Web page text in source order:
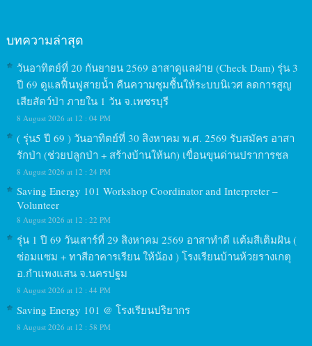
บทความล่าสุด
วันอาทิตย์ที่ 20 กันยายน 2569 อาสาดูแลฝาย (Check Dam) รุ่น 3
ปี 69 ดูแลฟื้นฟูสายน้ำ คืนความชุมชื้นให้ระบบนิเวศ ลดการสูญ
เสียสัตว์ป่า ภายใน 1 วัน จ.เพชรบุรี
8 August 2026 at 12 : 04 PM
( รุ่น5 ปี 69 ) วันอาทิตย์ที่ 30 สิงหาคม พ.ศ. 2569 รับสมัคร อาสา
รักป่า (ช่วยปลูกป่า + สร้างบ้านให้นก) เขื่อนขุนด่านปราการชล
8 August 2026 at 12 : 24 PM
Saving Energy 101 Workshop Coordinator and Interpreter –
Volunteer
8 August 2026 at 12 : 22 PM
รุ่น 1 ปี 69 วันเสาร์ที่ 29 สิงหาคม 2569 อาสาทำดี แต้มสีเติมฝัน (
ซ่อมแซม + ทาสีอาคารเรียน ให้น้อง ) โรงเรียนบ้านห้วยรางเกตุ
อ.กำแพงแสน จ.นครปฐม
8 August 2026 at 12 : 44 PM
Saving Energy 101 @ โรงเรียนปริยากร
8 August 2026 at 12 : 58 PM